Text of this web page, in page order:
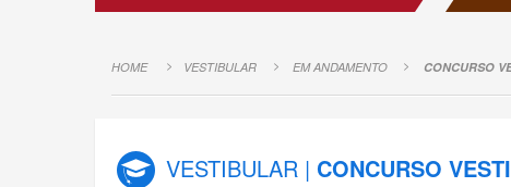
HOME VESTIBULAR EM ANDAMENTO CONCURSO
VESTIBULAR | CONCURSO